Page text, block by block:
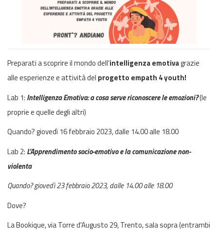
Preparati a scoprire il mondo dell'intelligenza emotivagrazie
alle esperienze e attività del progetto empath 4 youth!
Lab 1: Intelligenza Emotiva: a cosa serve riconoscere le emozioni?(le
proprie e quelle degli altri)
Quando? giovedì 16 febbraio 2023, dalle 14.00 alle 18.00
Lab 2: L’Apprendimento socio-emotivo e la comunicazione non-
violenta
Quando? giovedì 23 febbraio 2023, dalle 14.00 alle 18.00
Dove?
La Bookique, via Torre d'Augusto 29, Trento, sala sopra (entrambi